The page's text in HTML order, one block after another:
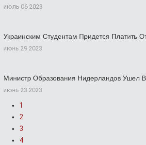
июль 06 2023
Украинским Студентам Придется Платить
июнь 29 2023
Министр Образования Нидерландов Ушел
июнь 23 2023
1
2
3
4